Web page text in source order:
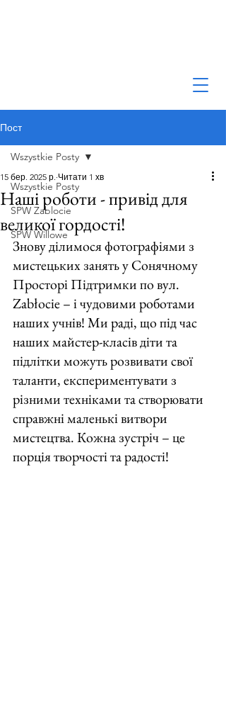
Пост
Wszystkie Posty
SPW Zablocie
SPW Willowe
Wszystkie Posty
Наші роботи - привід для
великої гордості!
15 бер. 2025 р. Читати 1 хв
Знову ділимося фотографіями з
мистецьких занять у Сонячному
Просторі Підтримки по вул.
Zabłocie – і чудовими роботами
наших учнів! Ми раді, що під час
наших майстер-класів діти та
підлітки можуть розвивати свої
таланти, експериментувати з
різними техніками та створювати
справжні маленькі витвори
мистецтва. Кожна зустріч – це
порція творчості та радості!